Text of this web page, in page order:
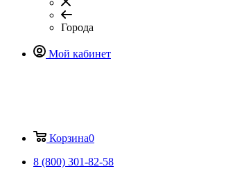
Города
Мой кабинет
Корзина0
8 (800) 301-82-58